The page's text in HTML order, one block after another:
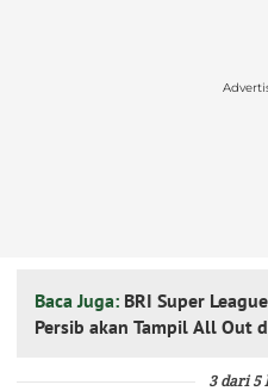
Baca Juga: BRI Super
Persib akan Tampil All Out
3 dari 5